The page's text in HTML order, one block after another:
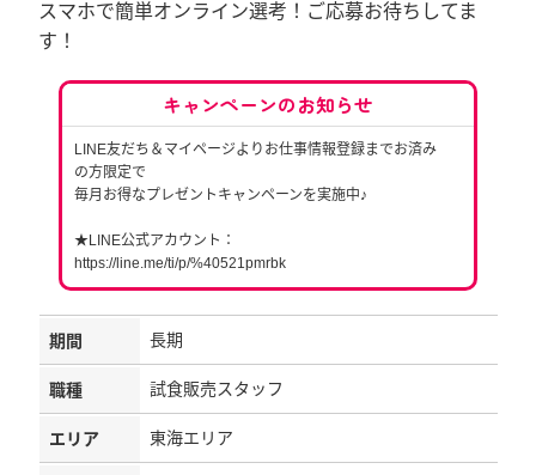
スマホで簡単オンライン選考！ご応募お待ちしてま
す！
キャンペーンのお知らせ
LINE友だち＆マイページよりお仕事情報登録までお済み
の方限定で
毎月お得なプレゼントキャンペーンを実施中♪
★LINE公式アカウント：
https://line.me/ti/p/%40521pmrbk
期間 長期
職種 試食販売スタッフ
エリア 東海エリア